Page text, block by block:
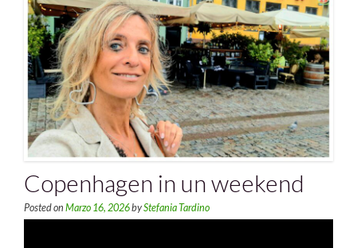
Copenhagen in un weekend
Posted on Marzo 16, 2026byStefania Tardino